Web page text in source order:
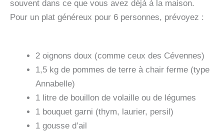
souvent dans ce que vous avez déjà à la maison.
Pour un plat généreux pour 6 personnes, prévoyez :
2 oignons doux (comme ceux des Cévennes)
1,5 kg de pommes de terre à chair ferme (type
Annabelle)
1 litre de bouillon de volaille ou de légumes
1 bouquet garni (thym, laurier, persil)
1 gousse d’ail